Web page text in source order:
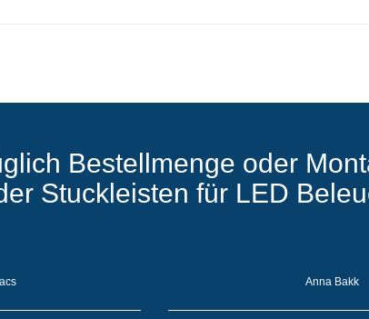
Bestellmenge oder
Stuckleisten für LED
Anna Bakk